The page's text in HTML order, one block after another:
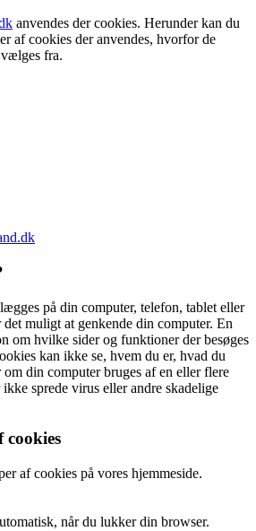
anvendes der cookies. Herunder kan du
af cookies der anvendes, hvorfor de
fra.
på din computer, telefon, tablet eller
muligt at genkende din computer. En
om hvilke sider og funktioner der besøges
kan ikke se, hvem du er, hvad du
din computer bruges af en eller flere
sprede virus eller andre skadelige
cookies
af cookies på vores hjemmeside.
når du lukker din browser.